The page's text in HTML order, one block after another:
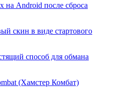
на Android после сброса
скин в виде стартового
способ для обмана
(Хамстер Комбат)